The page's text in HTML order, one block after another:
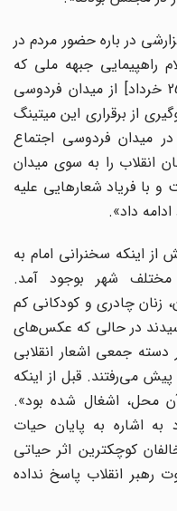
خرداد در گزارشی در باره حضور مردم در
جبهه ملی که
بود ساعت 3 بعدازظهر دیروز [25 خرداد] از میدان فردوسی
از برقراری این میتینگ
میدان فردوسی اجتماع
را به سوی میدان
با فریاد شعارهایی علیه
داد».
اینکه سخنرانی امام به
شهر بوجود آمد.
چادری و کودکانی کم
در حالی که عکس‌های
جمعی اشعار انقلابی
می‌رفتند. قبل از اینکه
محل، اشغال شده بود».
اشاره به پایان حیات
کوچکترین اثر حیاتی
انقلاب پاسخ نداده